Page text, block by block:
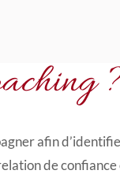
afin
de confiance